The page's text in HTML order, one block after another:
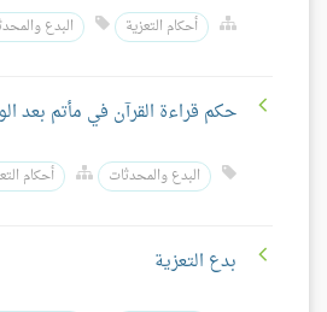
أحكام التعزية البدع
حكم قراءة القرآن في مأتم بعد
البدع والمحدثات أحكام
بدع التعزية